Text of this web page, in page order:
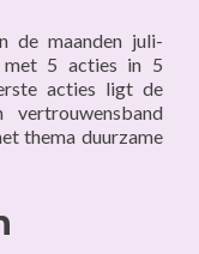
de maanden juli-
met 5 acties in 5
acties ligt de
thema duurzame